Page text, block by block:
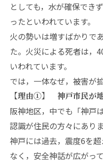
としても，水が確保でき
ったといわれています。
火の勢いは増すばかりで
た。火災による死者は，
いわれています。
では，一体なぜ，被害が
【理由①】 神戸市民が
阪神地区，中でも「神戸
認識が住民の方々にありま
神戸には過去，震度6を
なく，安全神話が広がっ